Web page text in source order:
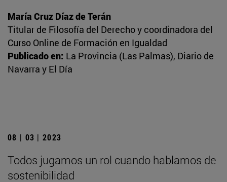
María Cruz Díaz de Terán
Titular de Filosofía del Derecho y coordinadora del
Curso Online de Formación en Igualdad
Publicado en: La Provincia (Las Palmas), Diario de
Navarra y El Día
08 | 03 | 2023
Todos jugamos un rol cuando hablamos de
sostenibilidad